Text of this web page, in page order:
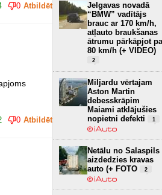
0 Atbildēt
0 Atbildēt
Jelgavas novadā
“BMW” vadītājs
brauc ar 170 km/h,
atļauto braukšanas
ātrumu pārkāpjot
80 km/h (+ VIDEO)
2
Miljardu vērtajam
Aston Martin
debesskrāpim
Maiami atklājušies
nopietni defekti
1
Netālu no Salaspils
aizdedzies kravas
auto (+ FOTO
2